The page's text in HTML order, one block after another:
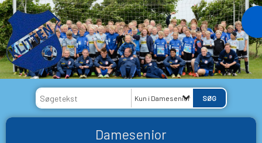
Kun i Damesenior
Damesenior